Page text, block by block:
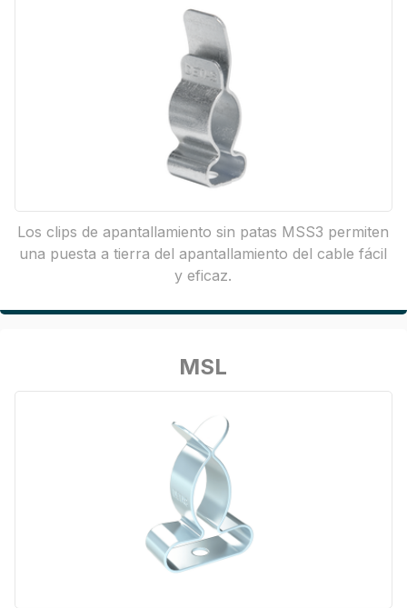
Los clips de apantallamiento sin patas MSS3 permiten
una puesta a tierra del apantallamiento del cable fácil
y eficaz.
MSL